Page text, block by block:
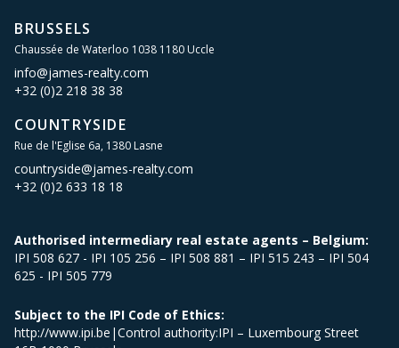
BRUSSELS
Chaussée de Waterloo 1038 1180 Uccle
info@james-realty.com
+32 (0)2 218 38 38
COUNTRYSIDE
Rue de l'Eglise 6a, 1380 Lasne
countryside@james-realty.com
+32 (0)2 633 18 18
Authorised intermediary real estate agents – Belgium:
IPI 508 627 - IPI 105 256 – IPI 508 881 – IPI 515 243 – IPI 504
625 - IPI 505 779
Subject to the IPI Code of Ethics:
http://www.ipi.be|Control authority:IPI – Luxembourg Street